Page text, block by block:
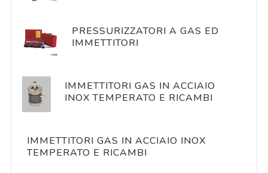
PRESSURIZZATORI A GAS ED
IMMETTITORI
IMMETTITORI GAS IN ACCIAIO
INOX TEMPERATO E RICAMBI
IMMETTITORI GAS IN ACCIAIO INOX
TEMPERATO E RICAMBI